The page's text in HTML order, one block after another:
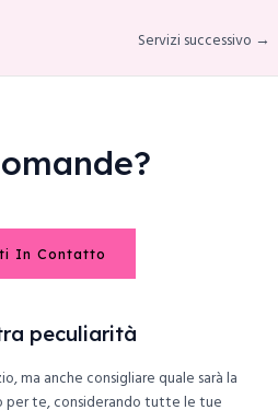
Servizi successivo →
In Contatto
peculiarità
ma anche consigliare quale sarà la
per te, considerando tutte le tue